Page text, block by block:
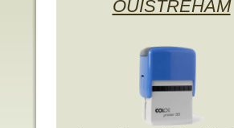
OUISTREHAM